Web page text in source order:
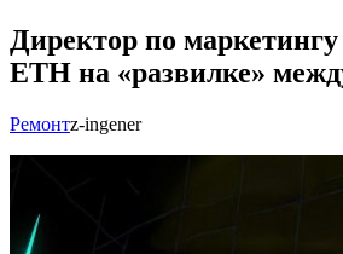
Директор по
ETH на «развилке»
Ремонтz-ingener